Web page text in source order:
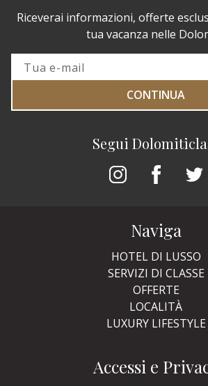
Segui
Riceverai informazioni, offerte
tua vacanza nelle
CONTINUA
Naviga
HOTEL DI LUSSO
SERVIZI DI CLASSE
OFFERTE
LOCALITÀ
LUXURY LIFESTYLE
Accessi e